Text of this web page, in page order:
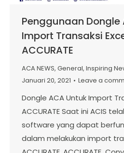
Penggunaan Dongle
Import Transaksi
ACCURATE
ACA NEWS, General, Inspiring
Januari 20, 2021
Leave a
Dongle ACA Untuk Import
ACCURATE Saat ini ACIS
software yang dapat
dalam melakukan import